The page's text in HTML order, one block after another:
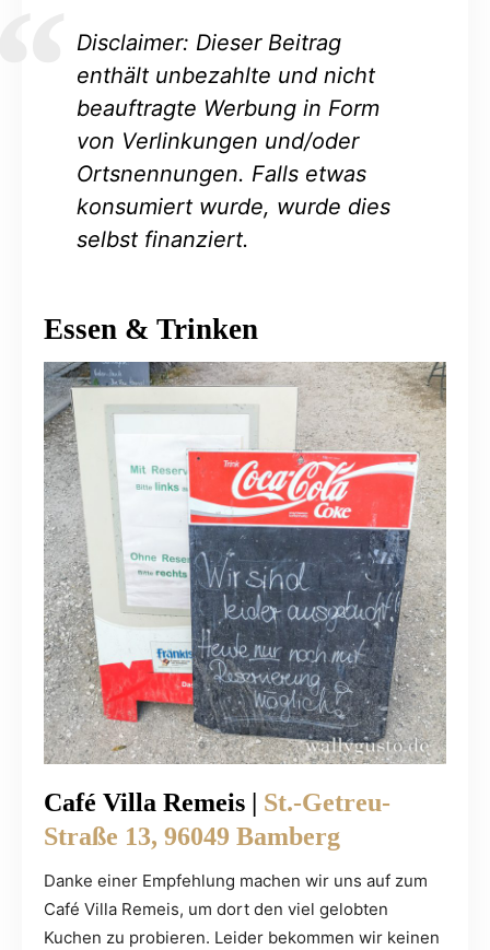
Disclaimer: Dieser Beitrag
enthält unbezahlte und nicht
beauftragte Werbung in Form
von Verlinkungen und/oder
Ortsnennungen. Falls etwas
konsumiert wurde, wurde dies
selbst finanziert.
Essen & Trinken
Café Villa Remeis | St.-Getreu-
Straße 13, 96049 Bamberg
Danke einer Empfehlung machen wir uns auf zum
Café Villa Remeis, um dort den viel gelobten
Kuchen zu probieren. Leider bekommen wir keinen